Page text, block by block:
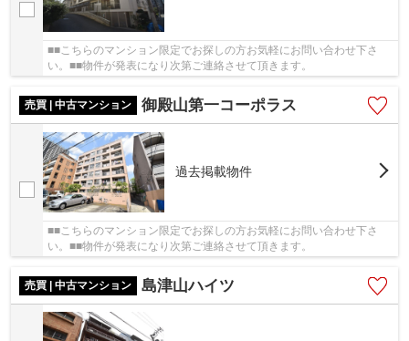
■■こちらのマンション限定でお探しの方お気軽にお問い合わせ下さ
い。■■物件が発表になり次第ご連絡させて頂きます。
売買 | 中古マンション 御殿山第一コーポラス
過去掲載物件
■■こちらのマンション限定でお探しの方お気軽にお問い合わせ下さ
い。■■物件が発表になり次第ご連絡させて頂きます。
売買 | 中古マンション 島津山ハイツ